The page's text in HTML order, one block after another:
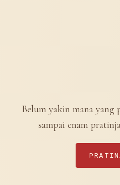
Belum yakin mana yang
sampai enam